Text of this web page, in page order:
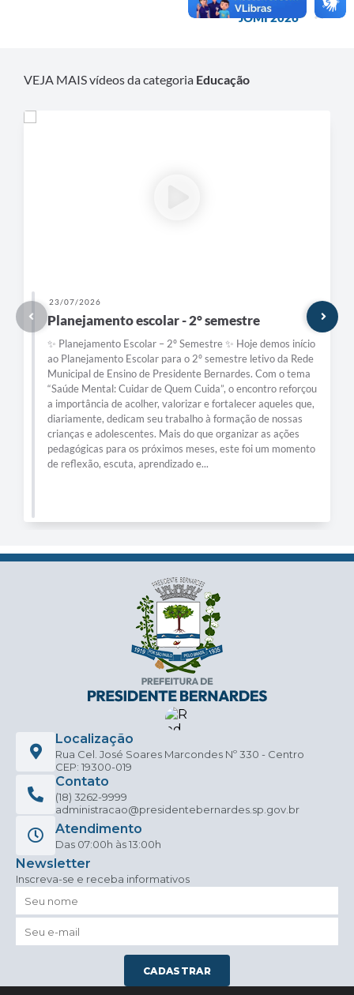
MAIS VÍDEOS
JOMI 2026
VEJA MAIS vídeos da categoria Educação
23/07/2026
Planejamento escolar - 2° semestre
✨ Planejamento Escolar – 2º Semestre ✨ Hoje demos início
ao Planejamento Escolar para o 2º semestre letivo da Rede
Municipal de Ensino de Presidente Bernardes. Com o tema
“Saúde Mental: Cuidar de Quem Cuida”, o encontro reforçou
a importância de acolher, valorizar e fortalecer aqueles que,
diariamente, dedicam seu trabalho à formação de nossas
crianças e adolescentes. Mais do que organizar as ações
pedagógicas para os próximos meses, este foi um momento
de reflexão, escuta, aprendizado e...
Localização
Rua Cel. José Soares Marcondes Nº 330 - Centro
CEP: 19300-019
Contato
(18) 3262-9999
administracao@presidentebernardes.sp.gov.br
Atendimento
Das 07:00h às 13:00h
Newsletter
Inscreva-se e receba informativos
CADASTRAR